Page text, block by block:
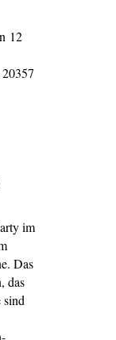
12
im
Das
das
sind
,